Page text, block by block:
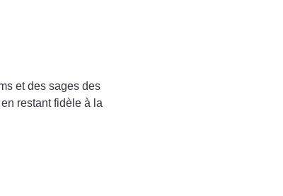
et des sages des
restant fidèle à la